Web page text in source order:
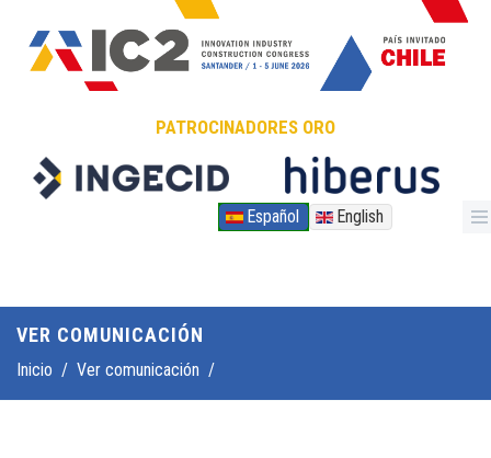
Pasar al contenido principal
PATROCINADORES ORO
Español English
VER COMUNICACIÓN
Inicio / Ver comunicación /